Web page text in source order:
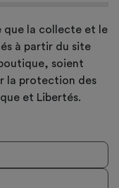
que la collecte et le
à partir du site
soient
la protection des
et Libertés.